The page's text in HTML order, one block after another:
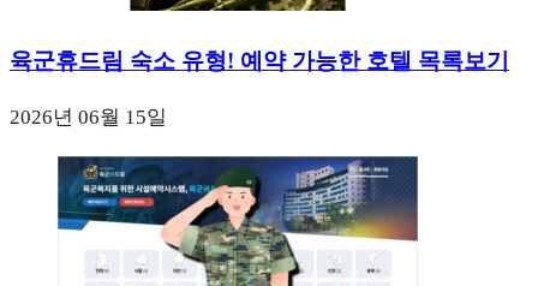
육군휴드림 숙소 유형! 예약 가능한 호텔 목록보기
2026년 06월 15일